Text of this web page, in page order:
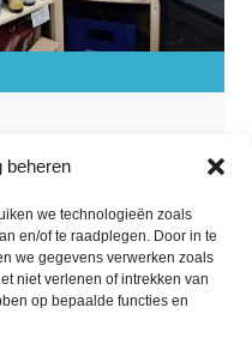
beheren
we technologieën zoals
en/of te raadplegen. Door in te
we gegevens verwerken zoals
niet verlenen of intrekken van
op bepaalde functies en
heeft een Belgisch
bieren, geërfd van
verwijzen toch vooral
Goumet. De